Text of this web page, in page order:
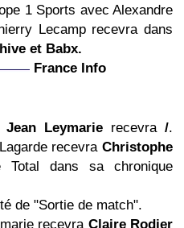
1 Sports avec Alexandre
Lecamp recevra dans
et Babx.
France Info
Jean Leymarierecevra /.
recevra Christophe
dans
sa chronique
de "Sortie de match".
recevra Claire Rodier